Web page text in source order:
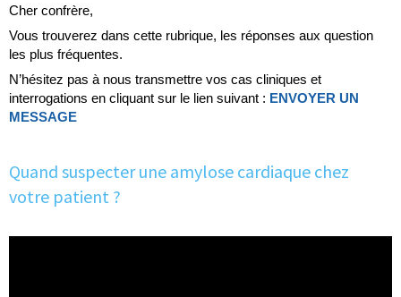
Cher confrère,
Vous trouverez dans cette rubrique, les réponses aux question
les plus fréquentes.
N’hésitez pas à nous transmettre vos cas cliniques et
interrogations en cliquant sur le lien suivant : ENVOYER UN
MESSAGE
Quand suspecter une amylose cardiaque chez
votre patient ?